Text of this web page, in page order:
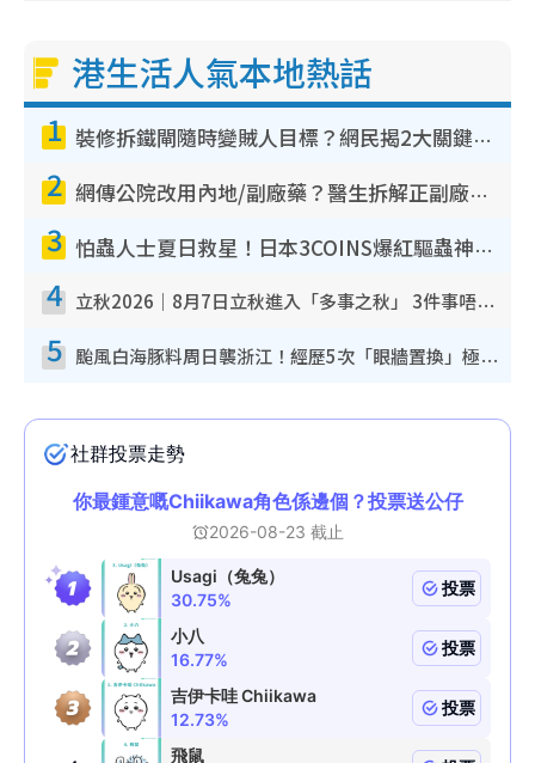
港生活人氣本地熱話
1 裝修拆鐵閘隨時變賊人目標？網民揭2大關鍵用途：裝新式等於白裝？附新舊鐵閘分別
2 網傳公院改用內地/副廠藥？醫生拆解正副廠分別 揭4類人換藥隨時出事
3 怕蟲人士夏日救星！日本3COINS爆紅驅蟲神器$45起 1招「全程免觸碰」輕鬆搞定小強
4 立秋2026｜8月7日立秋進入「多事之秋」 3件事唔做得！專家教6招開運 清枱頭／銀包納氣接好運
5 颱風白海豚料周日襲浙江！經歷5次「眼牆置換」極罕見 成登陸內地最長途颱風